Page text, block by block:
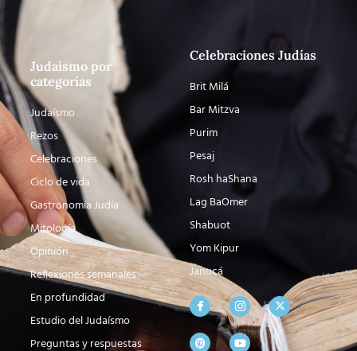
Judaísmo por
categorías
Judaísmo
Rezos
Celebraciones
Ciclo de vida
Gastronomía Judía
Mitología
Opinión
Reflexiones semanales
En profundidad
Estudio del Judaísmo
Preguntas y respuestas
Celebraciones Judías
Brit Milá
Bar Mitzva
Purim
Pesaj
Rosh haShana
Lag BaOmer
Shabuot
Yom Kipur
Janucá